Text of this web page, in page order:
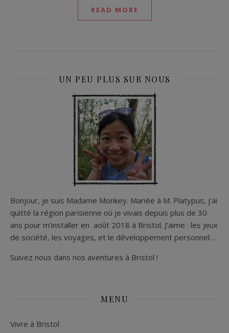
READ MORE
UN PEU PLUS SUR NOUS
Bonjour, je suis Madame Monkey. Mariée à M. Platypus, j’ai
quitté la région parisienne où je vivais depuis plus de 30
ans pour m’installer en août 2018 à Bristol. J’aime : les jeux
de société, les voyages, et le développement personnel…
Suivez nous dans nos aventures à Bristol !
MENU
Vivre à Bristol